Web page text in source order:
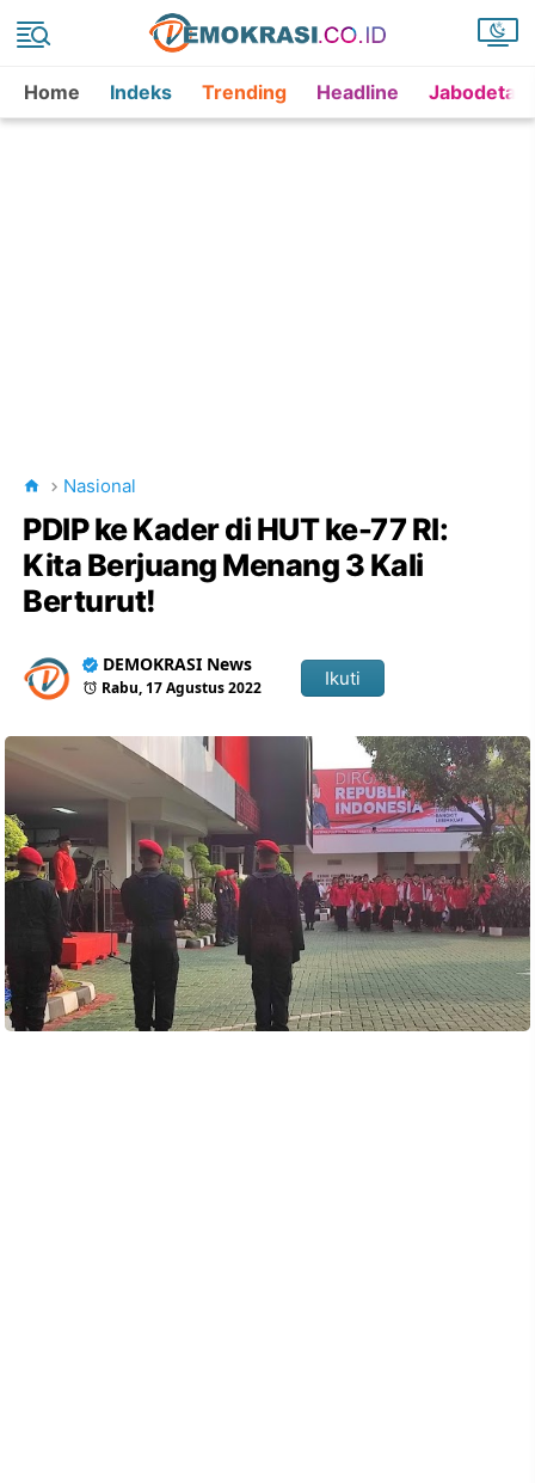
Home Indeks Trending Headline
Nasional
PDIP ke Kader di HUT ke-77 RI:
Kita Berjuang Menang 3 Kali
Berturut!
DEMOKRASI News
Rabu, 17 Agustus 2022 Ikuti